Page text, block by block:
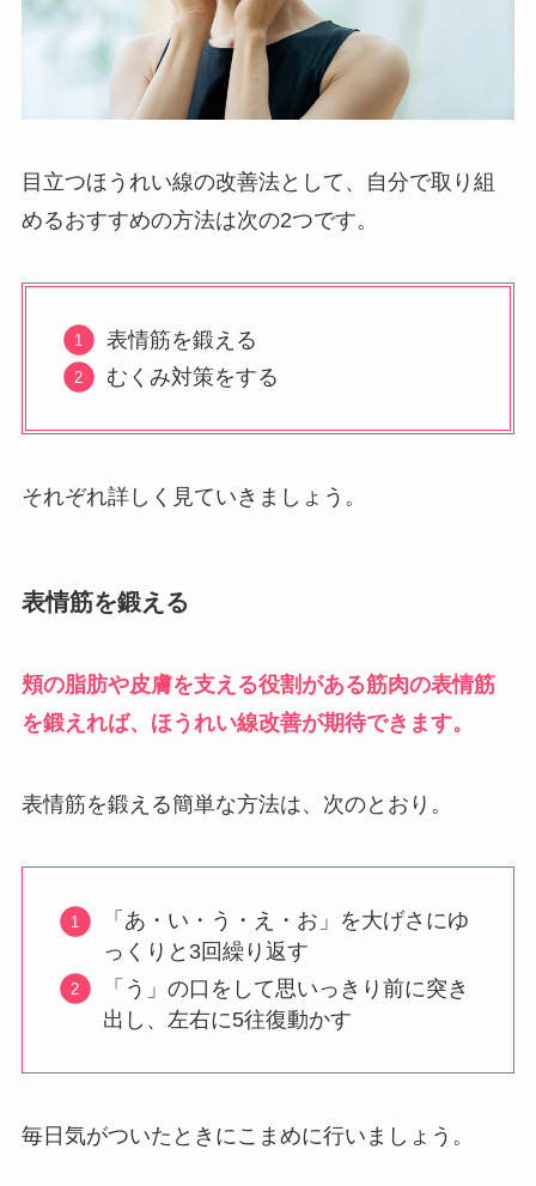
目立つほうれい線の改善法として、自分で取り組
めるおすすめの方法は次の2つです。
表情筋を鍛える
むくみ対策をする
それぞれ詳しく見ていきましょう。
表情筋を鍛える
頬の脂肪や皮膚を支える役割がある筋肉の表情筋
を鍛えれば、ほうれい線改善が期待できます。
表情筋を鍛える簡単な方法は、次のとおり。
「あ・い・う・え・お」を大げさにゆ
っくりと3回繰り返す
「う」の口をして思いっきり前に突き
出し、左右に5往復動かす
毎日気がついたときにこまめに行いましょう。